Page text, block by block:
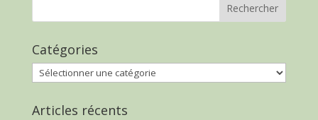
Catégories
Catégories
Articles récents